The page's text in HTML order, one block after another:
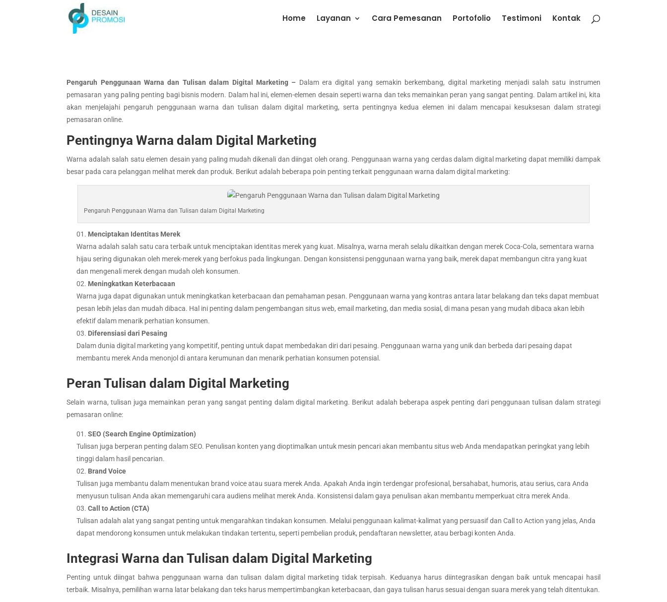
Home Layanan Cara Pemesanan Portofolio Testimoni Kontak
Pengaruh Penggunaan Warna dan Tulisan dalam Digital Marketing – Dalam era digital yang semakin berkembang, digital marketing menjadi salah satu instrumen
pemasaran yang paling penting bagi bisnis modern. Dalam hal ini, elemen-elemen desain seperti warna dan teks memainkan peran yang sangat penting. Dalam artikel ini, kita
akan menjelajahi pengaruh penggunaan warna dan tulisan dalam digital marketing, serta pentingnya kedua elemen ini dalam mencapai kesuksesan dalam strategi
pemasaran online.
Pentingnya Warna dalam Digital Marketing
Warna adalah salah satu elemen desain yang paling mudah dikenali dan diingat oleh orang. Penggunaan warna yang cerdas dalam digital marketing dapat memiliki dampak
besar pada cara pelanggan melihat merek dan produk. Berikut adalah beberapa poin penting terkait penggunaan warna dalam digital marketing:
Pengaruh Penggunaan Warna dan Tulisan dalam Digital Marketing
Menciptakan Identitas Merek
Warna adalah salah satu cara terbaik untuk menciptakan identitas merek yang kuat. Misalnya, warna merah selalu dikaitkan dengan merek Coca-Cola, sementara warna
hijau sering digunakan oleh merek-merek yang berfokus pada lingkungan. Dengan konsistensi penggunaan warna yang baik, merek dapat membangun citra yang kuat
dan mengenali merek dengan mudah oleh konsumen.
Meningkatkan Keterbacaan
Warna juga dapat digunakan untuk meningkatkan keterbacaan dan pemahaman pesan. Penggunaan warna yang kontras antara latar belakang dan teks dapat membuat
pesan lebih jelas dan mudah dibaca. Hal ini penting dalam pengembangan situs web, email marketing, dan media sosial, di mana pesan yang mudah dibaca akan lebih
efektif dalam menarik perhatian konsumen.
Diferensiasi dari Pesaing
Dalam dunia digital marketing yang kompetitif, penting untuk dapat membedakan diri dari pesaing. Penggunaan warna yang unik dan berbeda dari pesaing dapat
membantu merek Anda menonjol di antara kerumunan dan menarik perhatian konsumen potensial.
Peran Tulisan dalam Digital Marketing
Selain warna, tulisan juga memainkan peran yang sangat penting dalam digital marketing. Berikut adalah beberapa aspek penting dari penggunaan tulisan dalam strategi
pemasaran online:
SEO (Search Engine Optimization)
Tulisan juga berperan penting dalam SEO. Penulisan konten yang dioptimalkan untuk mesin pencari akan membantu situs web Anda mendapatkan peringkat yang lebih
tinggi dalam hasil pencarian.
Brand Voice
Tulisan juga membantu dalam menentukan brand voice atau suara merek Anda. Apakah Anda ingin terdengar profesional, bersahabat, humoris, atau serius, cara Anda
menyusun tulisan Anda akan memengaruhi cara audiens melihat merek Anda. Konsistensi dalam gaya penulisan akan membantu memperkuat citra merek Anda.
Call to Action (CTA)
Tulisan adalah alat yang sangat penting untuk mengarahkan tindakan konsumen. Melalui penggunaan kalimat-kalimat yang persuasif dan Call to Action yang jelas, Anda
dapat mendorong konsumen untuk melakukan tindakan tertentu, seperti pembelian produk, pendaftaran newsletter, atau berbagi konten Anda.
Integrasi Warna dan Tulisan dalam Digital Marketing
Penting untuk diingat bahwa penggunaan warna dan tulisan dalam digital marketing tidak terpisah. Keduanya harus diintegrasikan dengan baik untuk mencapai hasil
terbaik. Misalnya, pemilihan warna latar belakang dan teks harus mempertimbangkan keterbacaan, dan gaya tulisan harus sesuai dengan suara merek yang telah ditentukan.